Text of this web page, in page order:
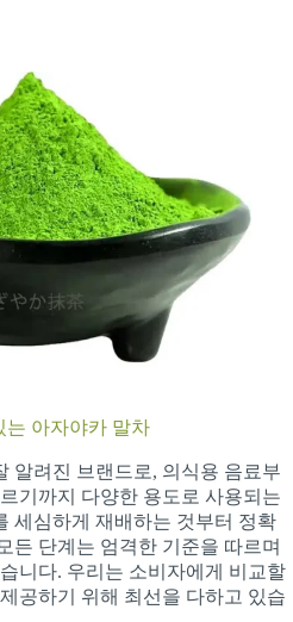
는 아자야카 말차
알려진 브랜드로, 의식용 음료부
기까지 다양한 용도로 사용되는
세심하게 재배하는 것부터 정확
든 단계는 엄격한 기준을 따르며
니다. 우리는 소비자에게 비교할
공하기 위해 최선을 다하고 있습